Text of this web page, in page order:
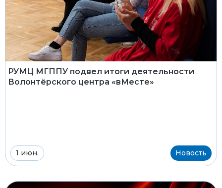
РУМЦ МГППУ подвел итоги деятельности
Волонтёрского центра «вМесте»
1 июн. Новость